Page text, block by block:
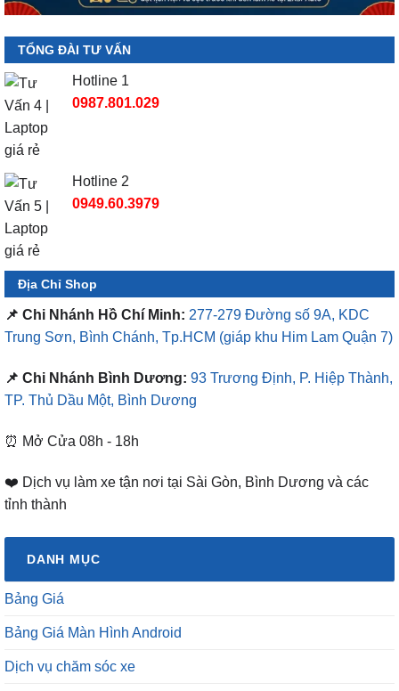
TỔNG ĐÀI TƯ VẤN
Hotline 1
0987.801.029
Hotline 2
0949.60.3979
Địa Chỉ Shop
📌 Chi Nhánh Hồ Chí Minh: 277-279 Đường số 9A, KDC
Trung Sơn, Bình Chánh, Tp.HCM (giáp khu Him Lam Quận 7)
📌 Chi Nhánh Bình Dương: 93 Trương Định, P. Hiệp Thành,
TP. Thủ Dầu Một, Bình Dương
⏰ Mở Cửa 08h - 18h
❤️ Dịch vụ làm xe tận nơi tại Sài Gòn, Bình Dương và các
tỉnh thành
DANH MỤC
Bảng Giá
Bảng Giá Màn Hình Android
Dịch vụ chăm sóc xe